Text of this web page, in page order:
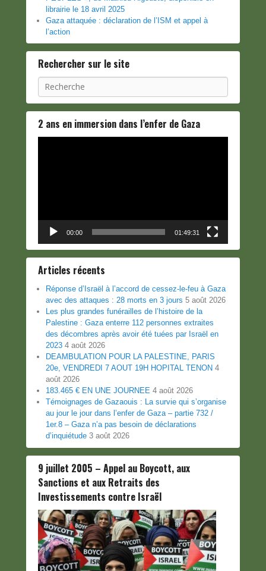
librairie le 18 avril 2025
Gaza attaquée : déclaration de l’ISM et appel à
l’action
Rechercher sur le site
Recherche
2 ans en immersion dans l’enfer de Gaza
00:00 01:49:31
Articles récents
Réponse d’Israël à l’accord de cessez-le-feu à Gaza
avec des attaques : 28 morts en 3 jours 5 août 2026
Les plus grandes funérailles de l’histoire de la
Palestine : Gaza enterre 112 personnes extraites
des décombres après avoir été tuées par Israël en
2023 4 août 2026
DEAMBULATION POUR LA PALESTINE, PARIS
20e, VENDREDI 7 AOUT 19H HOPITAL TENON 4
août 2026
183.465 € EN UNE JOURNEE 4 août 2026
Témoignages de Gazaouis : La survie qui s’organise
au jour le jour dans l’enfer de Gaza – partie 732 /
1er.8 – Gaza n’a pas besoin de déclarations
d’inquiétude 3 août 2026
9 juillet 2005 – Appel au Boycott, aux
Sanctions et aux Retraits des
Investissements contre Israël